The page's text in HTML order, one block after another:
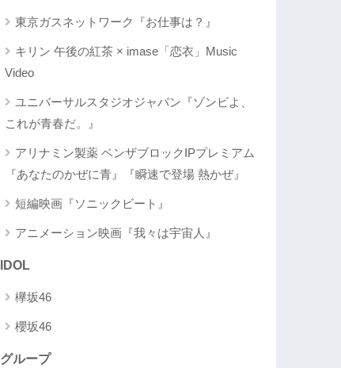
東京ガスネットワーク『お仕事は？』
キリン 午後の紅茶 × imase「恋衣」Music
Video
ユニバーサルスタジオジャパン『ゾンビよ、
これが青春だ。』
アリナミン製薬 ベンザブロックIPプレミアム
『あなたのかぜに青』『瞬速で登場 熱かぜ』
短編映画『ソニックビート』
アニメーション映画『我々は宇宙人』
IDOL
欅坂46
櫻坂46
グループ